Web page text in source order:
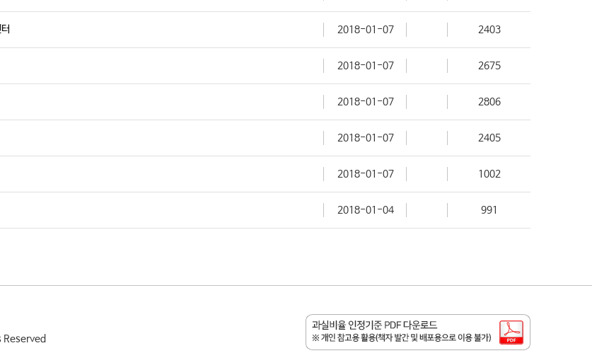
2018-01-07 2403
2018-01-07 2675
2018-01-07 2806
2018-01-07 2405
2018-01-07 1002
2018-01-04 991
Reserved